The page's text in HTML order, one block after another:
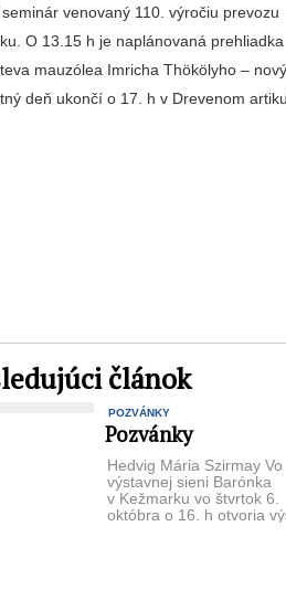
venovaný 110. výročiu prevozu
O 13.15 h je naplánovaná prehliadka
mauzólea Imricha Thökölyho – nový
deň ukončí o 17. h v Drevenom
článok
POZVÁNKY
Pozvánky
Hedvig Mária Szirmay Vo
výstavnej sieni Barónka
v Kežmarku vo štvrtok 6.
októbra o 16. h otvoria